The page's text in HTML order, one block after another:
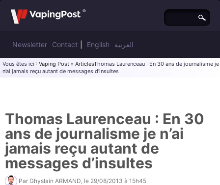
Newsletter Contact English العربية
Vous êtes ici : Vaping Post » ArticlesThomas Laurenceau : En 30 ans de journalisme je
n’ai jamais reçu autant de messages d’insultes
Thomas Laurenceau : En 30
ans de journalisme je n’ai
jamais reçu autant de
messages d’insultes
Par Ghyslain ARMAND , le 29/08/2013 à 15h45